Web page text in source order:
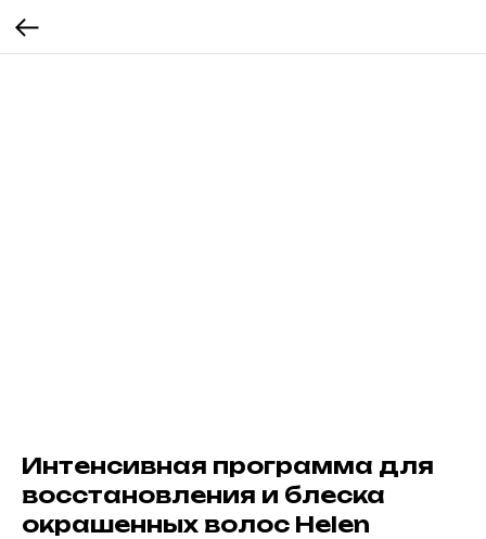
Интенсивная программа для
восстановления и блеска
окрашенных волос Helen